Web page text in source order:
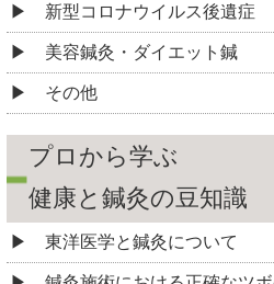
新型コロナウイルス後遺症
美容鍼灸・ダイエット鍼
その他
プロから学ぶ
健康と鍼灸の豆知識
東洋医学と鍼灸について